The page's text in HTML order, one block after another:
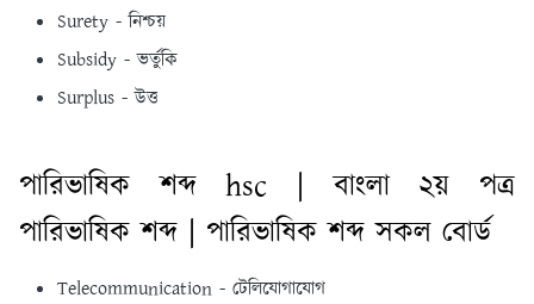
Surety - নিশ্চয়
Subsidy - ভর্তুকি
Surplus - উত্ত
পারিভাষিক শব্দ hsc | বাংলা ২য় পত্র
পারিভাষিক শব্দ | পারিভাষিক শব্দ সকল বোর্ড
Telecommunication - টেলিযােগাযােগ